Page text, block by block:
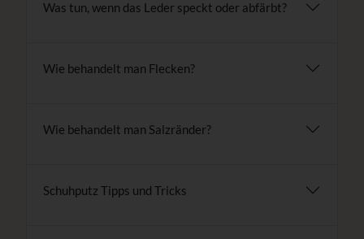
Was tun, wenn das Leder speckt oder abfärbt?
Wie behandelt man Flecken?
Wie behandelt man Salzränder?
Schuhputz Tipps und Tricks